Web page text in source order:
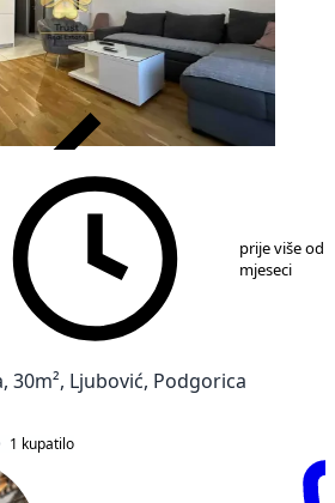
prije više od
mjeseci
30m², Ljubović, Podgorica
1 kupatilo